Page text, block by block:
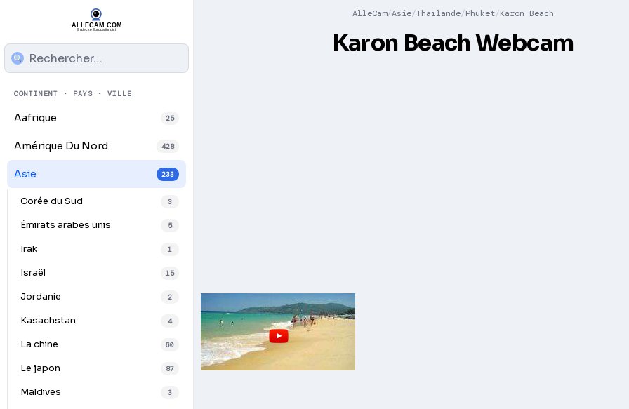
CONTINENT · PAYS · VILLE
Aafrique 25
Amérique Du Nord 428
Asie 233
Corée du Sud 3
Émirats arabes unis 5
Irak 1
Israël 15
Jordanie 2
Kasachstan 4
La chine 60
Le japon 87
Maldives 3
AlleCam Asie Thaïlande Phuket Karon Beach
Karon Beach Webcam